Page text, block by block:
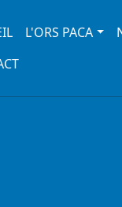
navigation
L'ORS PACA